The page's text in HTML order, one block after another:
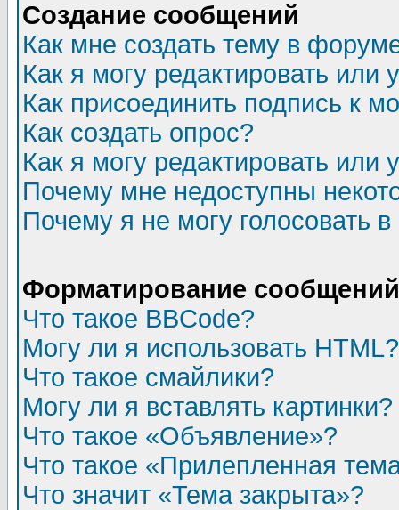
Создание сообщений
Как мне создать тему в
Как я могу редактировать или
Как присоединить подпись к
Как создать опрос?
Как я могу редактировать или
Почему мне недоступны
Почему я не могу голосовать
Форматирование
Что такое BBCode?
Могу ли я использовать HTML?
Что такое смайлики?
Могу ли я вставлять картинки?
Что такое «Объявление»?
Что такое «Прилепленная
Что значит «Тема закрыта»?